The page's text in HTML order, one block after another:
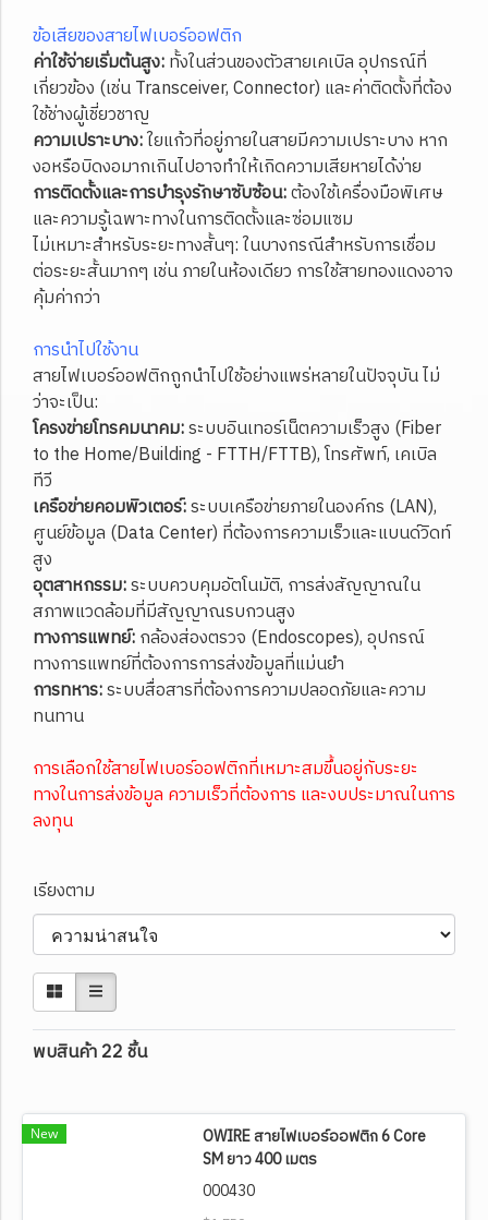
ข้อเสียของสายไฟเบอร์ออฟติก
ค่าใช้จ่ายเริ่มต้นสูง:ทั้งในส่วนของตัวสายเคเบิล อุปกรณ์ที่
เกี่ยวข้อง (เช่น Transceiver, Connector) และค่าติดตั้งที่ต้อง
ใช้ช่างผู้เชี่ยวชาญ
ความเปราะบาง:ใยแก้วที่อยู่ภายในสายมีความเปราะบาง หาก
งอหรือบิดงอมากเกินไปอาจทำให้เกิดความเสียหายได้ง่าย
การติดตั้งและการบำรุงรักษาซับซ้อน:ต้องใช้เครื่องมือพิเศษ
และความรู้เฉพาะทางในการติดตั้งและซ่อมแซม
ไม่เหมาะสำหรับระยะทางสั้นๆ: ในบางกรณีสำหรับการเชื่อม
ต่อระยะสั้นมากๆ เช่น ภายในห้องเดียว การใช้สายทองแดงอาจ
คุ้มค่ากว่า
การนำไปใช้งาน
สายไฟเบอร์ออฟติกถูกนำไปใช้อย่างแพร่หลายในปัจจุบัน ไม่
ว่าจะเป็น:
โครงข่ายโทรคมนาคม:ระบบอินเทอร์เน็ตความเร็วสูง (Fiber
to the Home/Building - FTTH/FTTB), โทรศัพท์, เคเบิล
ทีวี
เครือข่ายคอมพิวเตอร์:ระบบเครือข่ายภายในองค์กร (LAN),
ศูนย์ข้อมูล (Data Center) ที่ต้องการความเร็วและแบนด์วิดท์
สูง
อุตสาหกรรม:ระบบควบคุมอัตโนมัติ, การส่งสัญญาณใน
สภาพแวดล้อมที่มีสัญญาณรบกวนสูง
ทางการแพทย์:กล้องส่องตรวจ (Endoscopes), อุปกรณ์
ทางการแพทย์ที่ต้องการการส่งข้อมูลที่แม่นยำ
การทหาร:ระบบสื่อสารที่ต้องการความปลอดภัยและความ
ทนทาน
การเลือกใช้สายไฟเบอร์ออฟติกที่เหมาะสมขึ้นอยู่กับระยะ
ทางในการส่งข้อมูล ความเร็วที่ต้องการ และงบประมาณในการ
ลงทุน
เรียงตาม
พบสินค้า 22 ชิ้น
New
OWIRE สายไฟเบอร์ออฟติก 6 Core
SM ยาว 400 เมตร
000430